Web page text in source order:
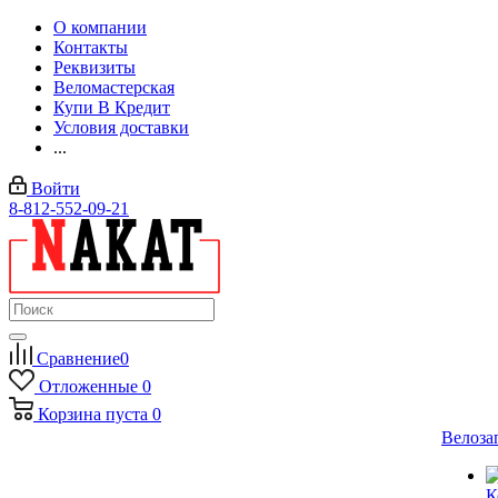
О компании
Контакты
Реквизиты
Веломастерская
Купи В Кредит
Условия доставки
...
Войти
8-812-552-09-21
Сравнение0
Отложенные 0
Корзина пуста 0